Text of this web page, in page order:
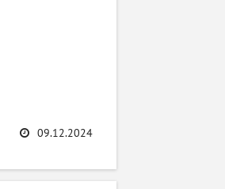
09.12.2024